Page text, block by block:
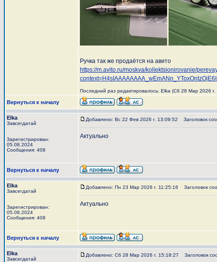
Ручка так же продаётся на авито
https://m.avito.ru/moskva/kollektsionirovanie/
Последний раз редактировалось: Elka (Сб 28 Мар 2026
Вернуться к началу
Elka
Завсегдатай
Зарегистрирован:
05.08.2024
Сообщения: 408
Добавлено: Вс 22 Фев 2026 г. 13:09:52 Заголовок
Актуально
Вернуться к началу
Elka
Завсегдатай
Зарегистрирован:
05.08.2024
Сообщения: 408
Добавлено: Пн 23 Мар 2026 г. 11:25:16 Заголовок
Актуально
Вернуться к началу
Elka
Завсегдатай
Добавлено: Сб 28 Мар 2026 г. 15:18:27 Заголовок